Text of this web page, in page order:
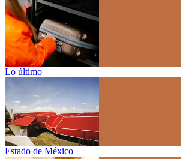
Lo último
Estado de México